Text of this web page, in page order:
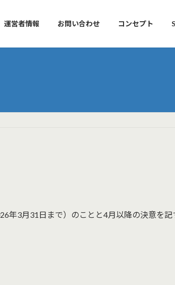
運営者情報 お問い合わせ コンセプト
3月31日まで）のことと4月以降の決意を記